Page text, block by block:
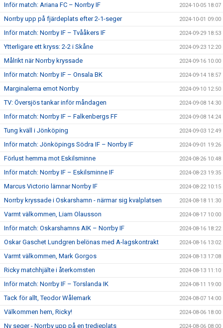
Inför match: Ariana FC – Norrby IF 2024-10-05 18:07
Norrby upp på fjärdeplats efter 2-1-seger 2024-10-01 09:00
Inför match: Norrby IF – Tvååkers IF 2024-09-29 18:53
Ytterligare ett kryss: 2-2 i Skåne 2024-09-23 12:20
Målrikt när Norrby kryssade 2024-09-16 10:00
Inför match: Norrby IF – Onsala BK 2024-09-14 18:57
Marginalerna emot Norrby 2024-09-10 12:50
TV: Översjös tankar inför måndagen 2024-09-08 14:30
Inför match: Norrby IF – Falkenbergs FF 2024-09-08 14:24
Tung kväll i Jönköping 2024-09-03 12:49
Inför match: Jönköpings Södra IF – Norrby IF 2024-09-01 19:26
Förlust hemma mot Eskilsminne 2024-08-26 10:48
Inför match: Norrby IF – Eskilsminne IF 2024-08-23 19:35
Marcus Victorio lämnar Norrby IF 2024-08-22 10:15
Norrby kryssade i Oskarshamn - närmar sig kvalplatsen 2024-08-18 11:30
Varmt välkommen, Liam Olausson 2024-08-17 10:00
Inför match: Oskarshamns AIK – Norrby IF 2024-08-16 18:22
Oskar Gaschet Lundgren belönas med A-lagskontrakt 2024-08-16 13:02
Varmt välkommen, Mark Gorgos 2024-08-13 17:08
Ricky matchhjälte i återkomsten 2024-08-13 11:10
Inför match: Norrby IF – Torslanda IK 2024-08-11 19:00
Tack för allt, Teodor Wålemark 2024-08-07 14:00
Välkommen hem, Ricky! 2024-08-06 18:00
Ny seger - Norrby upp på en tredjeplats 2024-08-06 08:00